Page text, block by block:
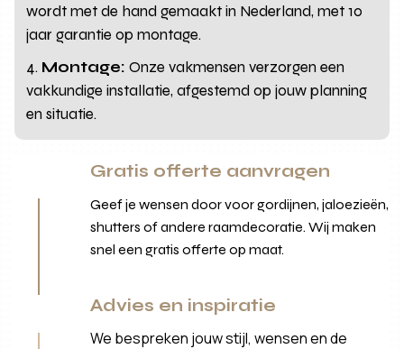
wordt met de hand gemaakt in Nederland, met 10
jaar garantie op montage.
Montage: Onze vakmensen verzorgen een
vakkundige installatie, afgestemd op jouw planning
en situatie.
Gratis offerte aanvragen
Geef je wensen door voor gordijnen, jaloezieën,
shutters of andere raamdecoratie. Wij maken
snel een gratis offerte op maat.
Advies en inspiratie
We bespreken jouw stijl, wensen en de